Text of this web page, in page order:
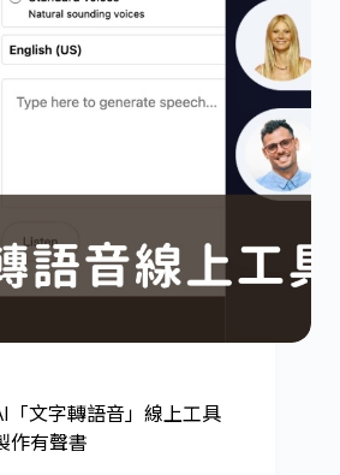
「文字轉語音」線上工具
作有聲書